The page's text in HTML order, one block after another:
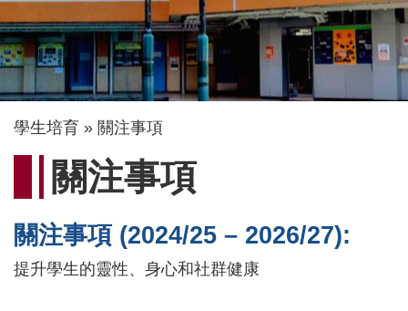
導
航
結
學生培育 關注事項
關注事項
關注事項 (2024/25 – 2026/27):
提升學生的靈性、身心和社群健康